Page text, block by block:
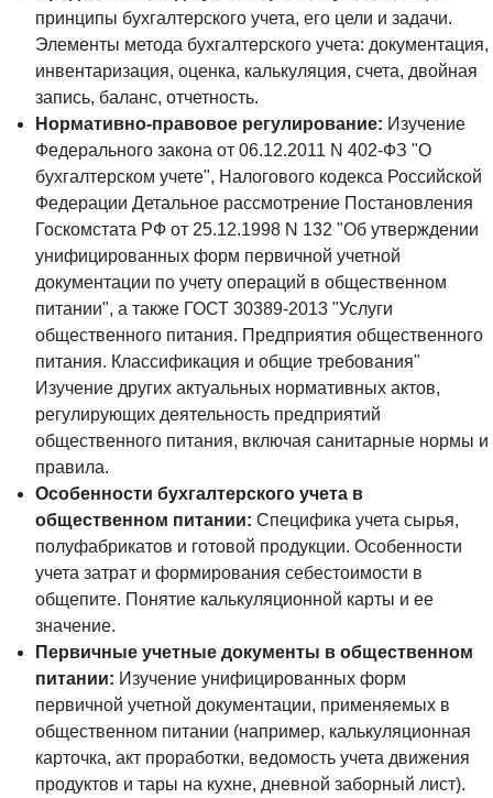
принципы бухгалтерского учета, его цели и задачи.
Элементы метода бухгалтерского учета: документация,
инвентаризация, оценка, калькуляция, счета, двойная
запись, баланс, отчетность.
Нормативно-правовое регулирование: Изучение
Федерального закона от 06.12.2011 N 402-ФЗ "О
бухгалтерском учете", Налогового кодекса Российской
Федерации Детальное рассмотрение Постановления
Госкомстата РФ от 25.12.1998 N 132 "Об утверждении
унифицированных форм первичной учетной
документации по учету операций в общественном
питании", а также ГОСТ 30389-2013 "Услуги
общественного питания. Предприятия общественного
питания. Классификация и общие требования"
Изучение других актуальных нормативных актов,
регулирующих деятельность предприятий
общественного питания, включая санитарные нормы и
правила.
Особенности бухгалтерского учета в
общественном питании: Специфика учета сырья,
полуфабрикатов и готовой продукции. Особенности
учета затрат и формирования себестоимости в
общепите. Понятие калькуляционной карты и ее
значение.
Первичные учетные документы в общественном
питании: Изучение унифицированных форм
первичной учетной документации, применяемых в
общественном питании (например, калькуляционная
карточка, акт проработки, ведомость учета движения
продуктов и тары на кухне, дневной заборный лист).